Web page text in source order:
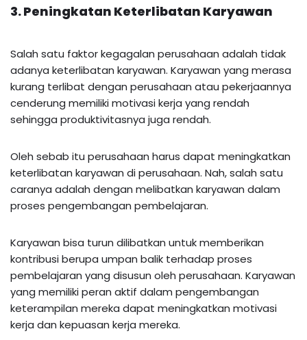
3. Peningkatan Keterlibatan Karyawan
Salah satu faktor kegagalan perusahaan adalah tidak
adanya keterlibatan karyawan. Karyawan yang merasa
kurang terlibat dengan perusahaan atau pekerjaannya
cenderung memiliki motivasi kerja yang rendah
sehingga produktivitasnya juga rendah.
Oleh sebab itu perusahaan harus dapat meningkatkan
keterlibatan karyawan di perusahaan. Nah, salah satu
caranya adalah dengan melibatkan karyawan dalam
proses pengembangan pembelajaran.
Karyawan bisa turun dilibatkan untuk memberikan
kontribusi berupa umpan balik terhadap proses
pembelajaran yang disusun oleh perusahaan. Karyawan
yang memiliki peran aktif dalam pengembangan
keterampilan mereka dapat meningkatkan motivasi
kerja dan kepuasan kerja mereka.